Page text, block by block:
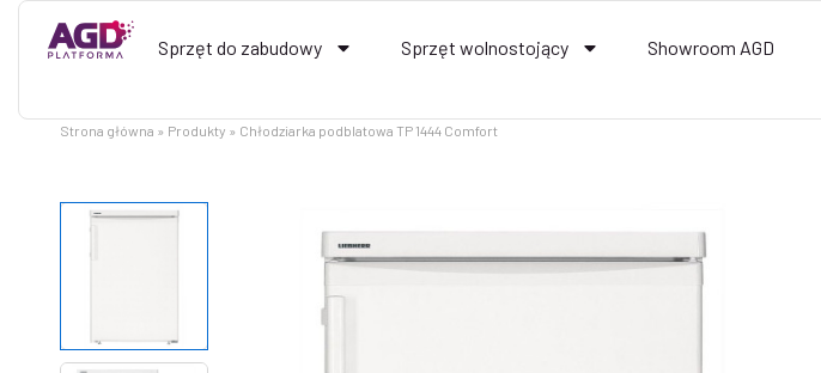
Przejdź
Sprzęt do zabudowy Sprzęt wolnostojący Showroom AGD
Strona główna Produkty Chłodziarka podblatowa TP 1444 Comfort